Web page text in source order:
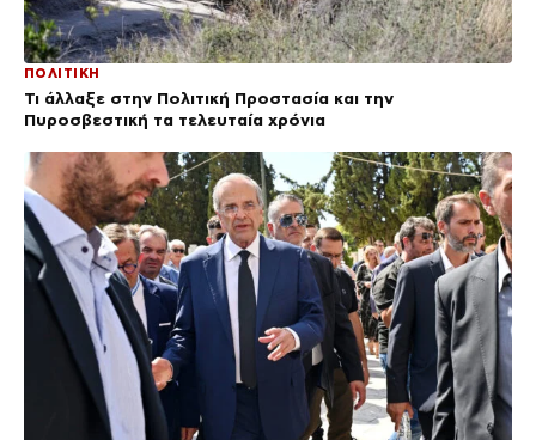
ΠΟΛΙΤΙΚΗ
Τι άλλαξε στην Πολιτική Προστασία και την
Πυροσβεστική τα τελευταία χρόνια